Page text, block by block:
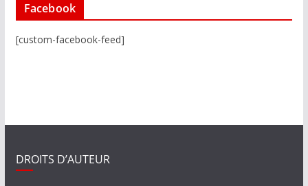
Facebook
[custom-facebook-feed]
DROITS D’AUTEUR